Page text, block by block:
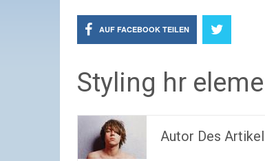
AUF FACEBOOK TEILEN
Styling hr
Autor Des